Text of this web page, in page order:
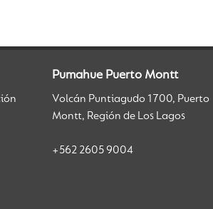
Pumahue Puerto Montt
Volcán Puntiagudo 1700, Puerto
Montt, Región de Los Lagos
+562 2605 9004